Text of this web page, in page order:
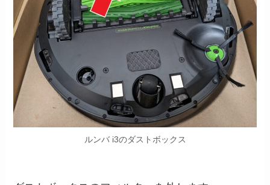
ルンバ i3のダストボックス